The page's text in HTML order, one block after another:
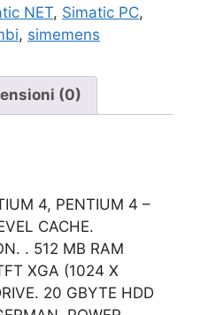
NET, Simatic PC,
, simemens
(0)
4, PENTIUM 4 –
CACHE.
. 512 MB RAM
XGA (1024 X
20 GBYTE HDD